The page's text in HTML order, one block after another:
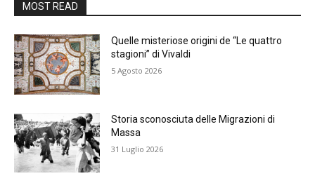
MOST READ
Quelle misteriose origini de “Le quattro
stagioni” di Vivaldi
5 Agosto 2026
Storia sconosciuta delle Migrazioni di
Massa
31 Luglio 2026